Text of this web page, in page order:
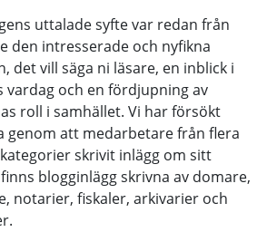
uttalade syfte var redan från
den intresserade och nyfikna
det vill säga ni läsare, en inblick i
vardag och en fördjupning av
roll i samhället. Vi har försökt
genom att medarbetare från flera
skrivit inlägg om sitt
blogginlägg skrivna av domare,
notarier, fiskaler, arkivarier och